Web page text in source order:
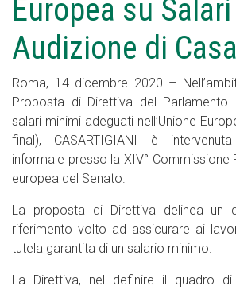
Europea su
Audizione di
Roma, 14 dicembre 2020 –
Proposta di Direttiva del
salari minimi adeguati nell’Unione
final), CASARTIGIANI è
informale presso la XIV° Commissione
europea del Senato.
La proposta di Direttiva delinea un
riferimento volto ad assicurare ai
tutela garantita di un salario minimo.
La Direttiva, nel definire il quadro